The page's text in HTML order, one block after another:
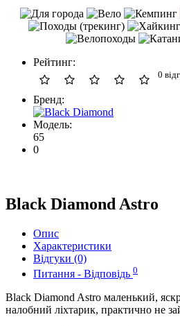
Рейтинг:
0
Бренд:
Модель:
65
0
Black Diamond Astro
Опис
Характеристики
Відгуки (0)
Питання - Відповідь 0
Black Diamond Astro маленький,
налобний ліхтарик, практично не